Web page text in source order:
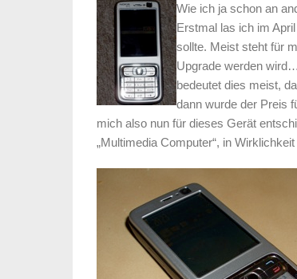
Wie ich ja schon an
Erstmal las ich im
sollte. Meist steht für
Upgrade werden
bedeutet dies meist,
dann wurde der Preis
mich also nun für dieses Gerät
„Multimedia Computer“, in